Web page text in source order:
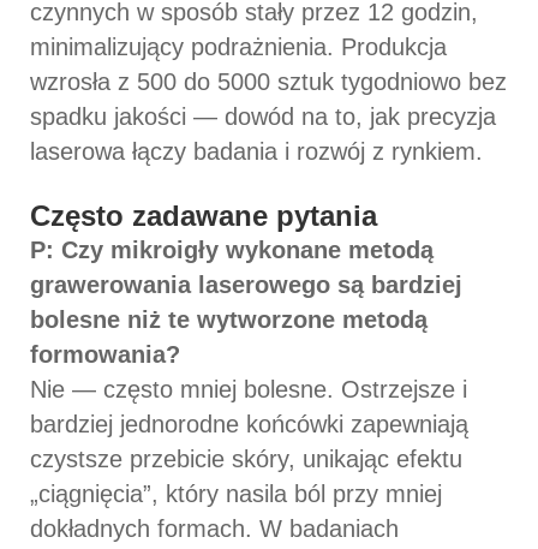
czynnych w sposób stały przez 12 godzin,
minimalizujący podrażnienia. Produkcja
wzrosła z 500 do 5000 sztuk tygodniowo bez
spadku jakości — dowód na to, jak precyzja
laserowa łączy badania i rozwój z rynkiem.
Często zadawane pytania
P: Czy mikroigły wykonane metodą
grawerowania laserowego są bardziej
bolesne niż te wytworzone metodą
formowania?
Nie — często mniej bolesne. Ostrzejsze i
bardziej jednorodne końcówki zapewniają
czystsze przebicie skóry, unikając efektu
„ciągnięcia”, który nasila ból przy mniej
dokładnych formach. W badaniach